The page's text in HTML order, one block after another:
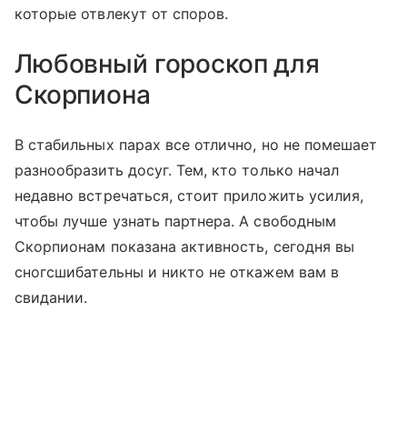
которые отвлекут от споров.
Любовный гороскоп для
Скорпиона
В стабильных парах все отлично, но не помешает
разнообразить досуг. Тем, кто только начал
недавно встречаться, стоит приложить усилия,
чтобы лучше узнать партнера. А свободным
Скорпионам показана активность, сегодня вы
сногсшибательны и никто не откажем вам в
свидании.